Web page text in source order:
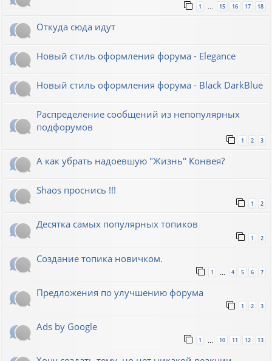
1 … 15 16 17 18
Откуда сюда идут
Новый стиль оформления форума - Elegance
Новый стиль оформления форума - Black DarkBlue
Распределение сообщений из непопулярных
подфорумов
1 2 3
А как убрать надоевшую "Жизнь" Конвея?
Shaos проснись !!!
1 2
Десятка самых популярных топиков
1 2
Создание топика новичком.
1 4 5 6 7
Предложения по улучшению форума
1 2 3
Ads by Google
1 10 11 12 13